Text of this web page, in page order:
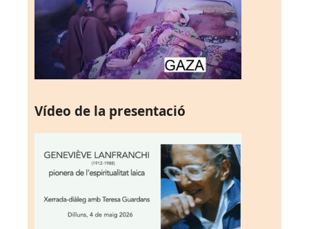
Vídeo de la presentació